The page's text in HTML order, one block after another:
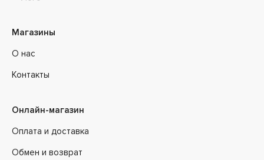
Магазины
О нас
Контакты
Онлайн-магазин
Оплата и доставка
Обмен и возврат